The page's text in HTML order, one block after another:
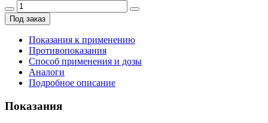
Под заказ
Показания к применению
Противопоказания
Способ применения и дозы
Аналоги
Подробное описание
Показания